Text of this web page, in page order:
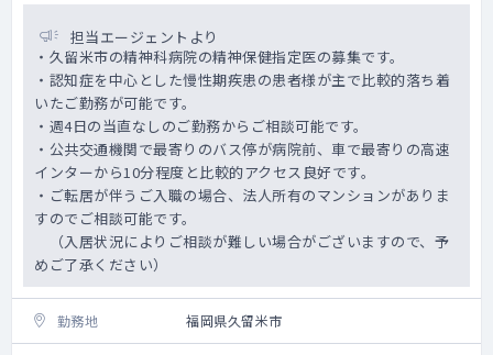
担当エージェントより
・久留米市の精神科病院の精神保健指定医の募集です。
・認知症を中心とした慢性期疾患の患者様が主で比較的落ち着
いたご勤務が可能です。
・週4日の当直なしのご勤務からご相談可能です。
・公共交通機関で最寄りのバス停が病院前、車で最寄りの高速
インターから10分程度と比較的アクセス良好です。
・ご転居が伴うご入職の場合、法人所有のマンションがありま
すのでご相談可能です。
（入居状況によりご相談が難しい場合がございますので、予
めご了承ください）
勤務地 福岡県久留米市